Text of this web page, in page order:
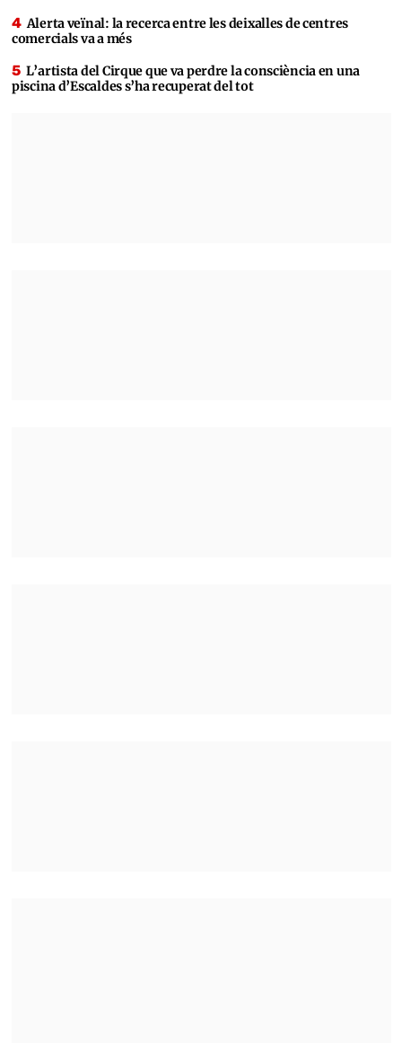
Alerta veïnal: la recerca entre les deixalles de centres
comercials va a més
L’artista del Cirque que va perdre la consciència en una
piscina d’Escaldes s’ha recuperat del tot